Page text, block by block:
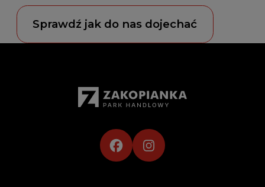
Sprawdź jak do nas dojechać